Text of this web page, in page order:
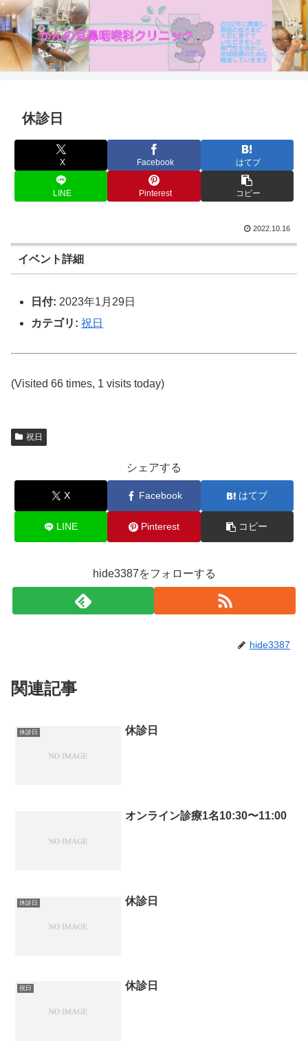
休診日
X Facebook はてブ
LINE Pinterest コピー
2022.10.16
イベント詳細
日付: 2023年1月29日
カテゴリ: 祝日
(Visited 66 times, 1 visits today)
祝日
シェアする
X Facebook はてブ
LINE Pinterest コピー
hide3387をフォローする
hide3387
関連記事
休診日 休診日
オンライン診療1名10:30〜11:00
休診日 休診日
祝日 休診日